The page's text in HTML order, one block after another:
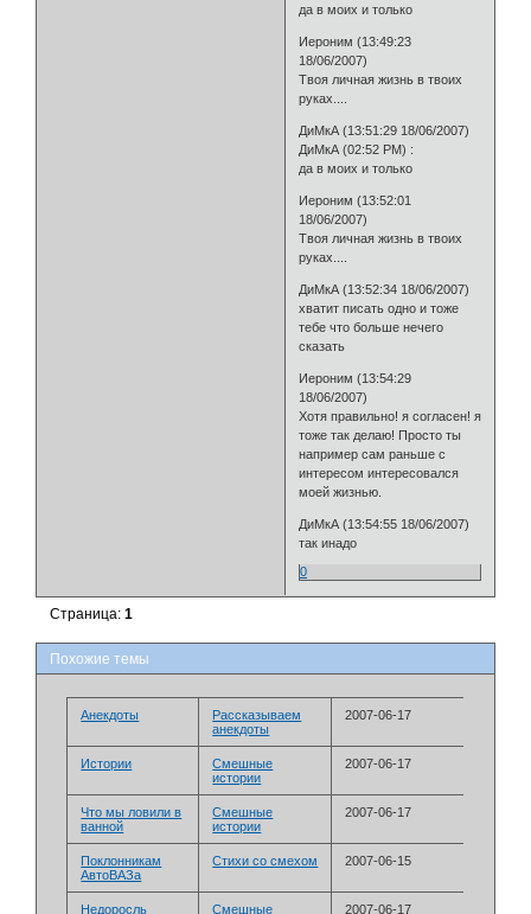
да в моих и только
Иероним (13:49:23
18/06/2007)
Твоя личная жизнь в твоих
руках....
ДиМкА (13:51:29 18/06/2007)
ДиМкА (02:52 PM) :
да в моих и только
Иероним (13:52:01
18/06/2007)
Твоя личная жизнь в твоих
руках....
ДиМкА (13:52:34 18/06/2007)
хватит писать одно и тоже
тебе что больше нечего
сказать
Иероним (13:54:29
18/06/2007)
Хотя правильно! я согласен! я
тоже так делаю! Просто ты
например сам раньше с
интересом интересовался
моей жизнью.
ДиМкА (13:54:55 18/06/2007)
так инадо
0
Страница:1
Похожие темы
Анекдоты
Рассказываем
анекдоты
2007-06-17
Истории
Смешные
истории
2007-06-17
Что мы ловили в
ванной
Смешные
истории
2007-06-17
Поклонникам
АвтоВАЗа
Стихи со смехом 2007-06-15
Недоросль Смешные 2007-06-17